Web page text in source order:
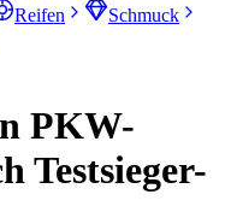
Reifen
Schmuck
PKW-
Testsieger-